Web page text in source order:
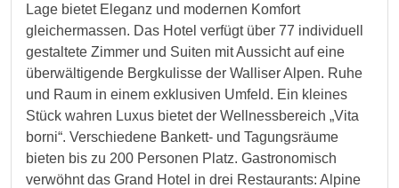
Lage bietet Eleganz und modernen Komfort
gleichermassen. Das Hotel verfügt über 77 individuell
gestaltete Zimmer und Suiten mit Aussicht auf eine
überwältigende Bergkulisse der Walliser Alpen. Ruhe
und Raum in einem exklusiven Umfeld. Ein kleines
Stück wahren Luxus bietet der Wellnessbereich „Vita
borni“. Verschiedene Bankett- und Tagungsräume
bieten bis zu 200 Personen Platz. Gastronomisch
verwöhnt das Grand Hotel in drei Restaurants: Alpine